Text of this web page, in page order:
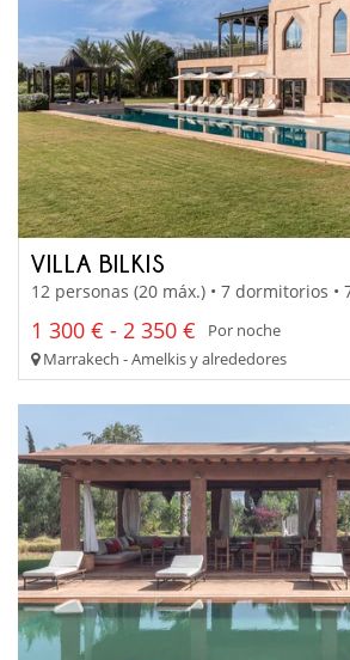
VILLA BILKIS
12 personas (20 máx.) • 7 dormitorios •
1 300 € - 2 350 €
Por noche
Marrakech - Amelkis y alrededores